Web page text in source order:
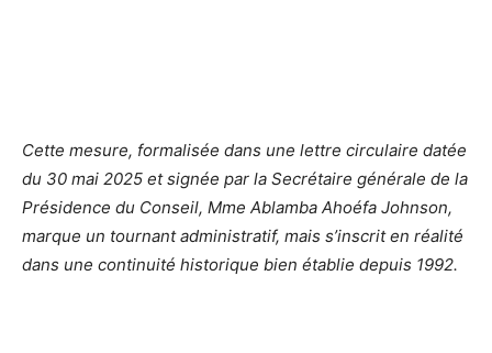
Cette mesure, formalisée dans une lettre circulaire datée
du 30 mai 2025 et signée par la Secrétaire générale de la
Présidence du Conseil, Mme Ablamba Ahoéfa Johnson,
marque un tournant administratif, mais s’inscrit en réalité
dans une continuité historique bien établie depuis 1992.